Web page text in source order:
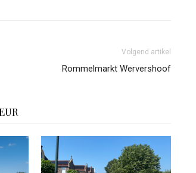
Volgend artikel
Rommelmarkt Wervershoof